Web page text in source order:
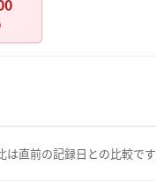
直前の記録日との比較です